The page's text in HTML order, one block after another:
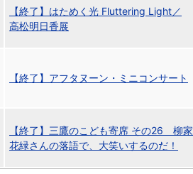
【終了】はためく光 Fluttering Light／
高松明日香展
【終了】アフタヌーン・ミニコンサート
【終了】三鷹のこども寄席 その26 柳家
花緑さんの落語で、大笑いするのだ！